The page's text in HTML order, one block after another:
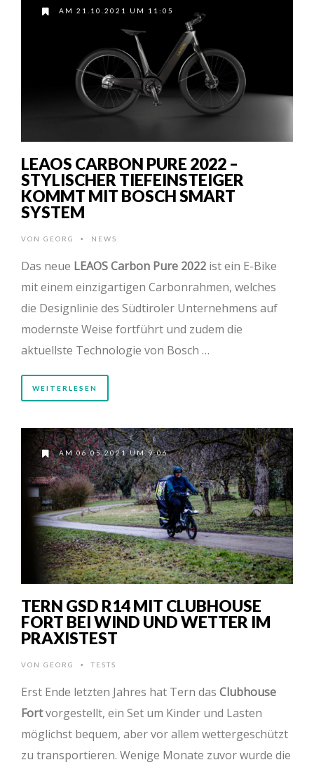
AM 21.10.2021 UM 11:05
LEAOS CARBON PURE 2022 –
STYLISCHER TIEFEINSTEIGER
KOMMT MIT BOSCH SMART
SYSTEM
VON GEORG • NEWS
Das neue LEAOS Carbon Pure 2022 ist ein E-Bike
mit einem einzigartigen Carbonrahmen, welches
die Designlinie des Südtiroler Unternehmens auf
modernste Weise fortführt und zudem die
aktuellste Technologie von Bosch …
WEITERLESEN
AM 06.05.2021 UM 9:06
TERN GSD R14 MIT CLUBHOUSE
FORT BEI WIND UND WETTER IM
PRAXISTEST
VON GEORG • TESTS
Erst Ende letzten Jahres hat Tern das Clubhouse
Fortvorgestellt, ein Set um Kinder und Lasten
möglichst bequem, aber vor allem wettergeschützt
zu transportieren. Wenige Monate zuvor wurde die